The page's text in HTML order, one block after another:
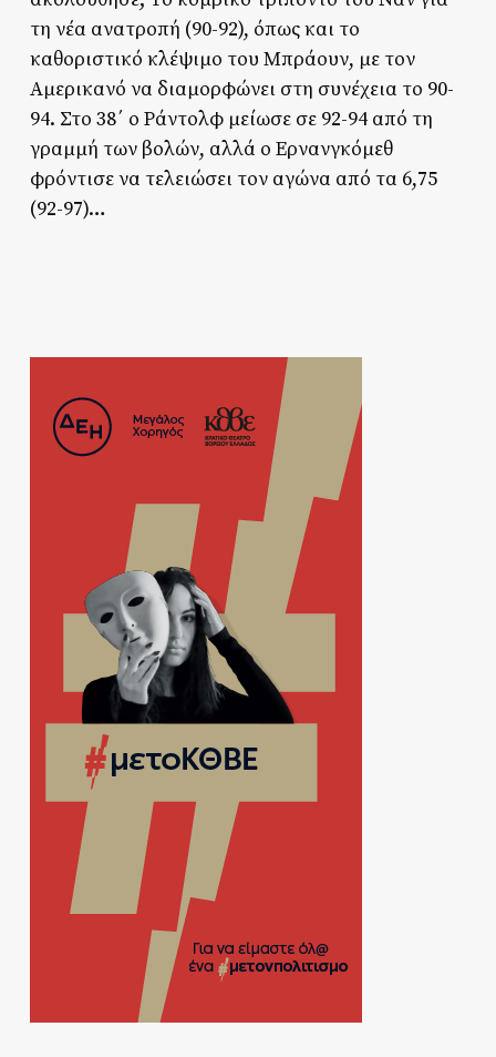
τη νέα ανατροπή (90-92), όπως και το
καθοριστικό κλέψιμο του Μπράουν, με τον
Αμερικανό να διαμορφώνει στη συνέχεια το 90-
94. Στο 38΄ ο Ράντολφ μείωσε σε 92-94 από τη
γραμμή των βολών, αλλά ο Ερνανγκόμεθ
φρόντισε να τελειώσει τον αγώνα από τα 6,75
(92-97)…